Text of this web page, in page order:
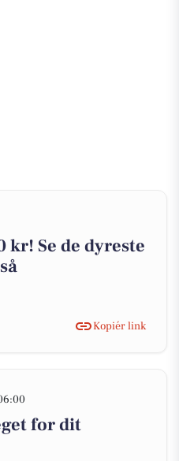
kr! Se de dyreste
Kopiér link
for dit